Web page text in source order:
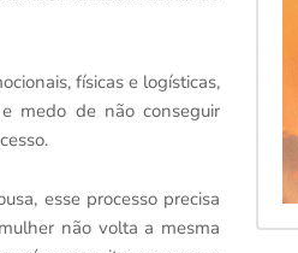
físicas e logísticas,
medo de não conseguir
esse processo precisa
não volta a mesma